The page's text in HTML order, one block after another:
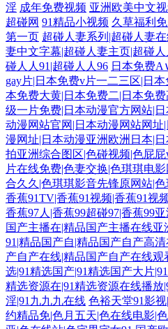
淫 成年免费视频 亚洲欧美中文
超碰网 91精品小视频 久草福利
第一页 超碰人妻系列|超碰人妻
妻中文字幕|超碰人妻主页|超碰
碰人人91|超碰人人96 日本免费
gay片|日本免费v片一二三区|日
本免费大黄|日本免费二|日本免
级一片免费|日本动漫官方网站|
动漫网站官网|日本动漫网站网
漫网址|日本动漫亚洲欧洲日本|
拍亚洲综合图区|色碰视频|色屁
片在线免费|色妻交换|色琪琪电
合久久|色琪琪影音先锋原网站|
香蕉91TV|香蕉91视频|香蕉91视
香蕉97人|香蕉99超碰97|香蕉99
国产主播在|精品国产主播在线
91|精品国产自|精品国产自产高
产自产在线|精品国产自产在线
选|91精选国产|91精选国产大片
精选资源在|91精选资源在线播放
淫|91九九九在线 色裕天堂91影
约精品免|色月五天|色在线电影|